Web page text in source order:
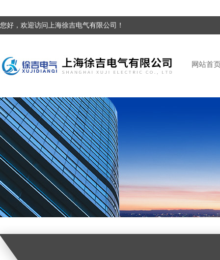
您好，欢迎访问上海徐吉电气有限公司！
网站首